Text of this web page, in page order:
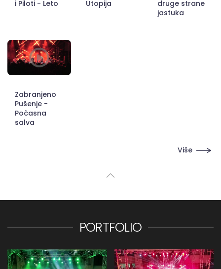
i Piloti - Leto
Utopija
druge strane
jastuka
Zabranjeno
Pušenje -
Počasna
salva
Više
PORTFOLIO